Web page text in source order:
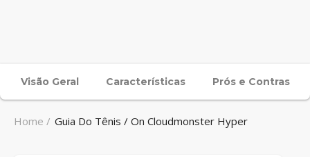
Visão Geral Características Prós e Contras
Home / Guia Do Tênis / On Cloudmonster Hyper